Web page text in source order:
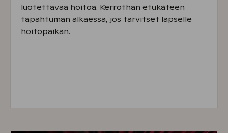
luotettavaa hoitoa. Kerrothan etukäteen
tapahtuman alkaessa, jos tarvitset lapselle
hoitopaikan.